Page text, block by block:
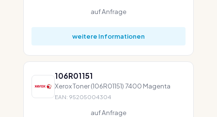
auf Anfrage
weitere Informationen
106R01151
Xerox Toner (106R01151) 7400 Magenta
EAN: 95205004304
auf Anfrage